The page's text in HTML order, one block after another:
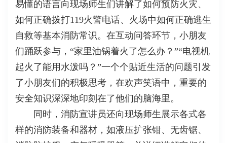
易懂的语言向现场师生们讲解了如何预防火灾、
如何正确拨打119火警电话、火场中如何正确逃生
自救等基本消防常识。在互动问答环节，小朋友
们踊跃参与，“家里油锅着火了怎么办？”“电视机
起火了能用水泼吗？”一个个贴近生活的问题引发
了小朋友们的积极思考，在欢声笑语中，重要的
安全知识深深地印刻在了他们的脑海里。
同时，消防宣讲员还向现场师生展示各式各
样的消防装备和器材，如液压扩张钳、无齿锯、